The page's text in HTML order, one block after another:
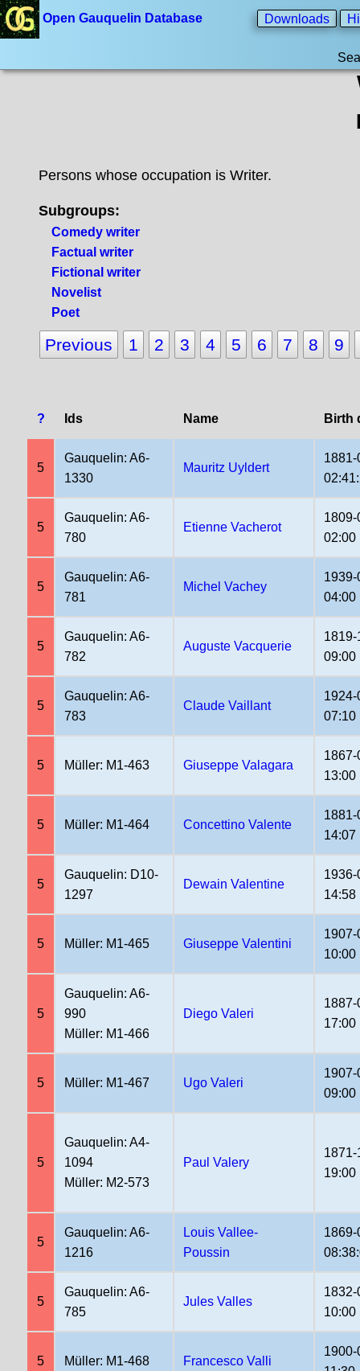
Open Gauquelin Database Downloads
Persons whose occupation is Writer.
Subgroups:
Comedy writer
Factual writer
Fictional writer
Novelist
Poet
Previous 1 2 3 4 5 6 7 8 9
? Ids Name Birth
5
Gauquelin: A6-
1330
Mauritz Uyldert
5
Gauquelin: A6-
780
Etienne Vacherot
02:00
5
Gauquelin: A6-
781
Michel Vachey
04:00
5
Gauquelin: A6-
782
Auguste Vacquerie
1819-
09:00
5
Gauquelin: A6-
783
Claude Vaillant
07:10
5 Müller: M1-463 Giuseppe Valagara
13:00
5 Müller: M1-464 Concettino Valente
14:07
5
Gauquelin: D10-
1297
Dewain Valentine
14:58
5 Müller: M1-465 Giuseppe Valentini
10:00
5
Gauquelin: A6-
990
Müller: M1-466
Diego Valeri
17:00
5 Müller: M1-467 Ugo Valeri
09:00
5
Gauquelin: A4-
1094
Müller: M2-573
Paul Valery
19:00
5
Gauquelin: A6-
1216
Louis Vallee-
Poussin
5
Gauquelin: A6-
785
Jules Valles
1832-
10:00
5 Müller: M1-468 Francesco Valli